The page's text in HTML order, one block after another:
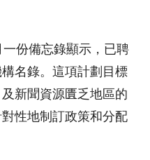
份備忘錄顯示，已聘
名錄。這項計劃目標
新聞資源匱乏地區的
性地制訂政策和分配